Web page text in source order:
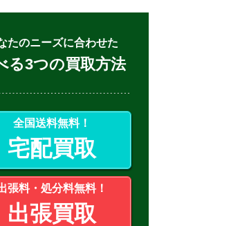
たのニーズに合わせた
る3つの買取方法
全国送料無料！
宅配買取
張料・処分料無料！
出張買取